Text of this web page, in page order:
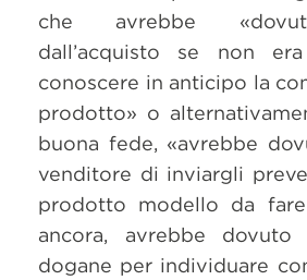
che avrebbe
dall’acquisto se non
conoscere in anticipo la
prodotto» o
buona fede, «avrebbe
venditore di inviargli
prodotto modello da fare
ancora, avrebbe dovuto
dogane per individuare